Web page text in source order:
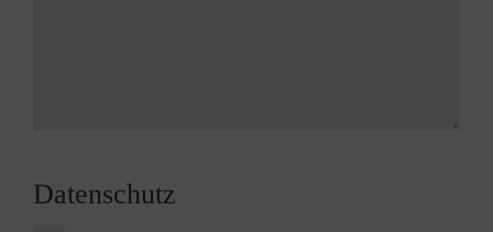
Datenschutz